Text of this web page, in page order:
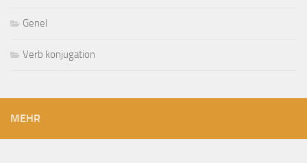
Genel
Verb konjugation
MEHR